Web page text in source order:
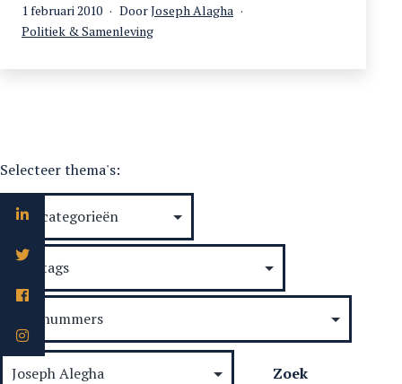
democratie?
Verkiezingen
Gepubliceerd
op
1 februari 2010 DoorJoseph Alagha
Gecategoriseerd
Politiek & Samenleving
Selecteer thema's: